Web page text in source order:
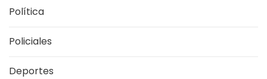
Política
Policiales
Deportes